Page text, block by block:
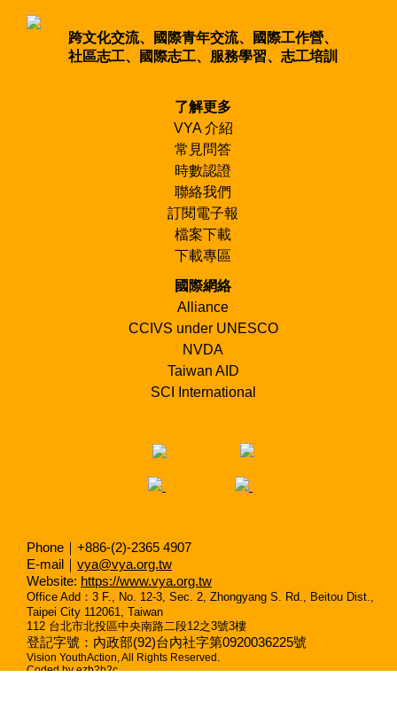
跨文化交流、國際青年交流、國際工作營、
社區志工、國際志工、服務學習、志工培訓
了解更多
VYA 介紹
常見問答
時數認證
聯絡我們
訂閱電子報
檔案下載
下載專區
國際網絡
Alliance
CCIVS under UNESCO
NVDA
Taiwan AID
SCI International
Phone｜+886-(2)-2365 4907
E-mail｜ vya@vya.org.tw
Website: https://www.vya.org.tw
Office Add ：3 F., No. 12-3, Sec. 2, Zhongyang S. Rd., Beitou Dist.,
Taipei City 112061, Taiwan
112 台北市北投區中央南路二段12之3號3樓
登記字號：內政部(92)台內社字第0920036225號
Vision YouthAction, All Rights Reserved.
Coded byezb2b2c